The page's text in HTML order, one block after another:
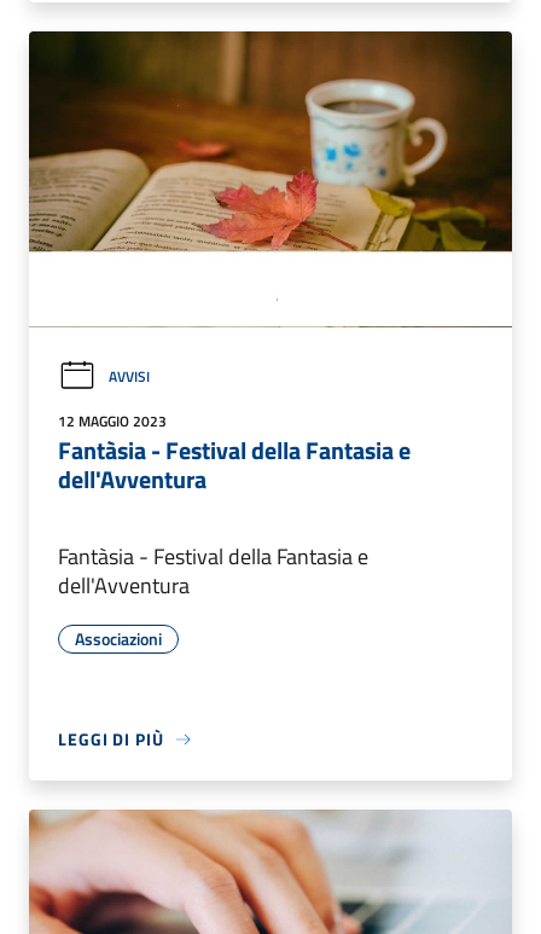
AVVISI
12 MAGGIO 2023
Fantàsia - Festival della Fantasia e
dell'Avventura
Fantàsia - Festival della Fantasia e
dell'Avventura
Associazioni
LEGGI DI PIÙ